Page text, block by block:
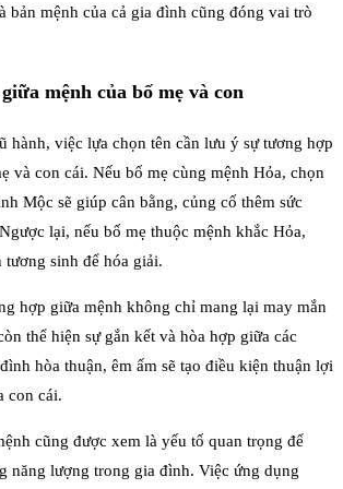
bản mệnh của cả gia đình cũng đóng vai trò
mệnh của bố mẹ và con
hành, việc lựa chọn tên cần lưu ý sự tương hợp
và con cái. Nếu bố mẹ cùng mệnh Hỏa, chọn
Mộc sẽ giúp cân bằng, củng cố thêm sức
lại, nếu bố mẹ thuộc mệnh khắc Hỏa,
tương sinh để hóa giải.
hợp giữa mệnh không chỉ mang lại may mắn
thể hiện sự gắn kết và hòa hợp giữa các
hòa thuận, êm ấm sẽ tạo điều kiện thuận lợi
con cái.
cũng được xem là yếu tố quan trọng để
năng lượng trong gia đình. Việc ứng dụng